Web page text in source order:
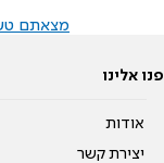
מצאתם
פנו אלינו
אודות
יצירת קשר